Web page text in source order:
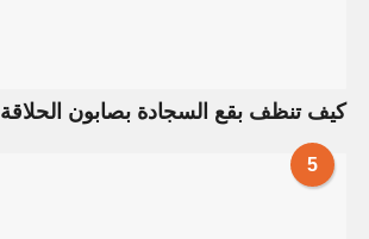
كيف تنظف بقع السجادة بصابون الحلاقة
5